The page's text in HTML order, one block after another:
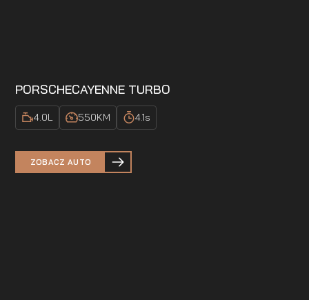
PORSCHECAYENNE TURBO
4.0L 550KM 4.1s
ZOBACZ AUTO